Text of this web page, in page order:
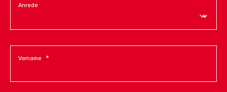
Anrede
Vorname